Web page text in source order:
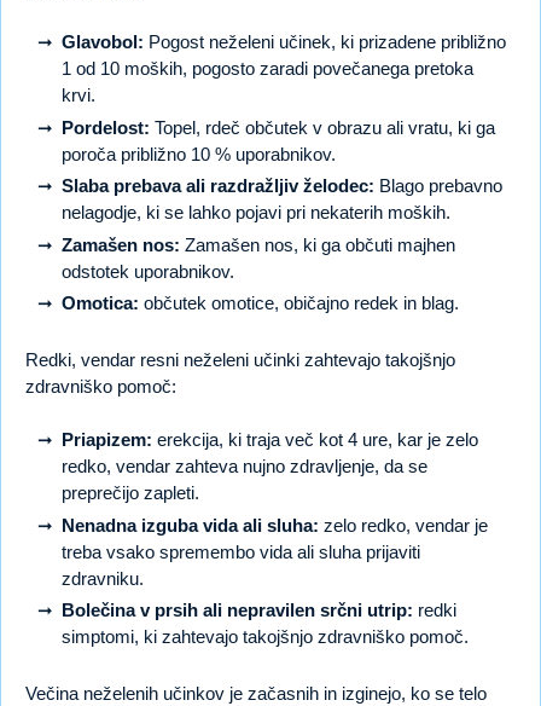
Glavobol: Pogost neželeni učinek, ki prizadene približno
1 od 10 moških, pogosto zaradi povečanega pretoka
krvi.
Pordelost: Topel, rdeč občutek v obrazu ali vratu, ki ga
poroča približno 10 % uporabnikov.
Slaba prebava ali razdražljiv želodec: Blago prebavno
nelagodje, ki se lahko pojavi pri nekaterih moških.
Zamašen nos: Zamašen nos, ki ga občuti majhen
odstotek uporabnikov.
Omotica: občutek omotice, običajno redek in blag.
Redki, vendar resni neželeni učinki zahtevajo takojšnjo
zdravniško pomoč:
Priapizem: erekcija, ki traja več kot 4 ure, kar je zelo
redko, vendar zahteva nujno zdravljenje, da se
preprečijo zapleti.
Nenadna izguba vida ali sluha: zelo redko, vendar je
treba vsako spremembo vida ali sluha prijaviti
zdravniku.
Bolečina v prsih ali nepravilen srčni utrip: redki
simptomi, ki zahtevajo takojšnjo zdravniško pomoč.
Večina neželenih učinkov je začasnih in izginejo, ko se telo